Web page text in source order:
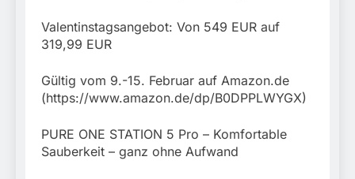
Valentinstagsangebot: Von 549 EUR auf
319,99 EUR
Gültig vom 9.-15. Februar auf Amazon.de
(https://www.amazon.de/dp/B0DPPLWYGX)
PURE ONE STATION 5 Pro – Komfortable
Sauberkeit – ganz ohne Aufwand